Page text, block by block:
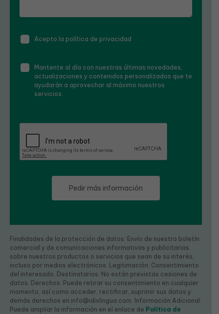
Acepto la política de privacidad
Mantente al día con nuestras últimas novedades,
actualizaciones y contenidos personalizados que te
ayudarán a aprovechar al máximo nuestros
servicios.
Finalidades de la protección de datos: Envío de nuestro boletín
comercial y de comunicaciones informativas y publicitarias
sobre nuestros productos o servicios que sean de su interés,
incluso por medios electrónicos. Legitimación: Consentimiento
del interesado. Destinatarios: No están previstas cesiones de
datos. Derechos: Puede retirar su consentimiento en cualquier
momento, así como acceder, rectificar, suprimir sus datos y
demás derechos en info@idixlingua.com. Información Adicional:
Puede ampliar la información en el enlace de Política de